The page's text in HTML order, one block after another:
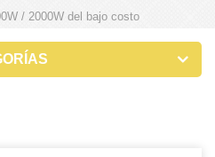
/ 2000W del bajo costo